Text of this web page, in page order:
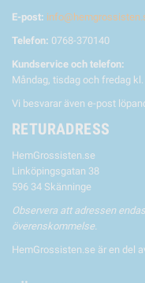
E-post:
Telefon: 0768-370140
Kundservice och telefon:
Måndag, tisdag och fredag
Vi besvarar även e-post
RETURADRESS
HemGrossisten.se
Linköpingsgatan 38
596 34 Skänninge
Observera att adressen
överenskommelse.
HemGrossisten.se är en del